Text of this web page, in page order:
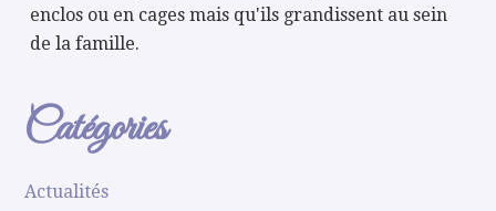
enclos ou en cages mais qu'ils grandissent au sein
de la famille.
Catégories
Actualités